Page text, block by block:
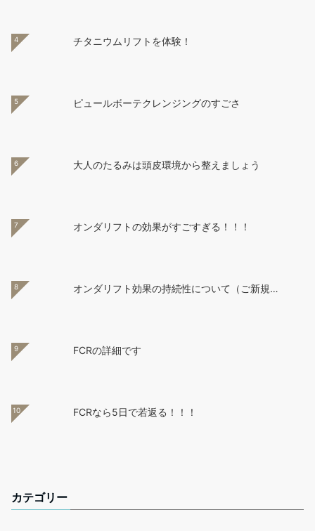
4 チタニウムリフトを体験！
5 ピュールボーテクレンジングのすごさ
6 大人のたるみは頭皮環境から整えましょう
7 オンダリフトの効果がすごすぎる！！！
8 オンダリフト効果の持続性について（ご新規…
9 FCRの詳細です
10 FCRなら5日で若返る！！！
カテゴリー